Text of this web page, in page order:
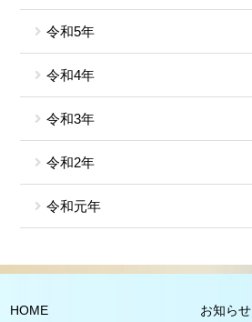
令和5年
令和4年
令和3年
令和2年
令和元年
HOME
お知らせ